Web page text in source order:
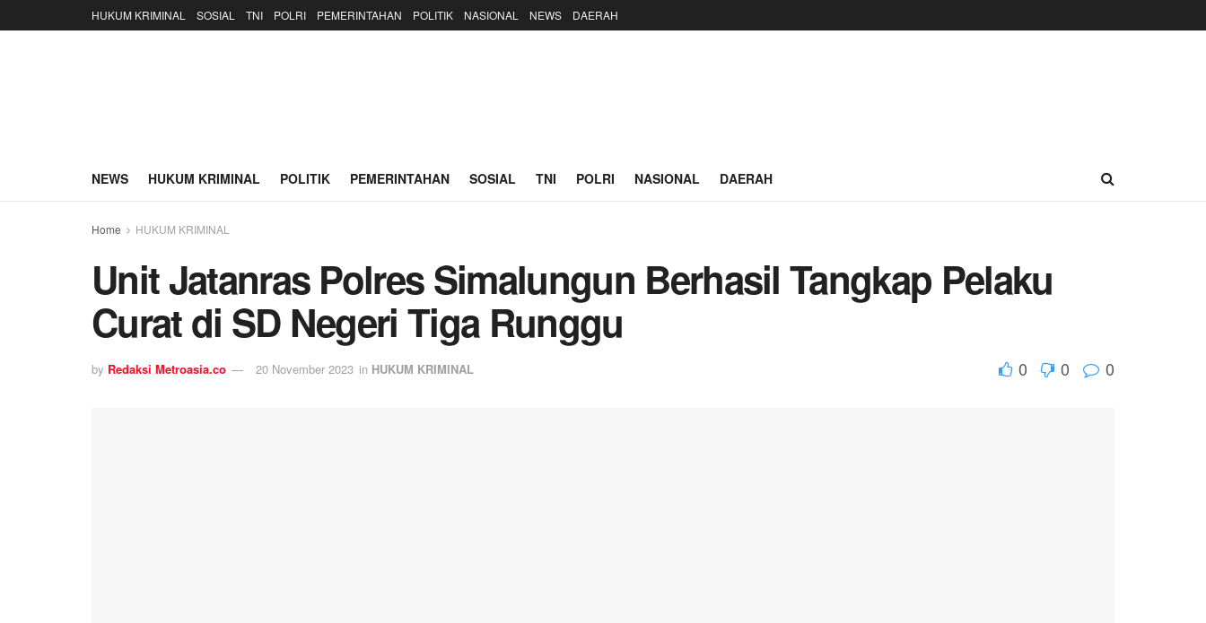
HUKUM KRIMINAL SOSIAL TNI POLRI PEMERINTAHAN POLITIK NASIONAL NEWS DAERAH
NEWS HUKUM KRIMINAL POLITIK PEMERINTAHAN SOSIAL TNI POLRI NASIONAL DAERAH
Home HUKUM KRIMINAL
Unit Jatanras Polres Simalungun Berhasil Tangkap Pelaku
Curat di SD Negeri Tiga Runggu
by Redaksi Metroasia.co 20 November 2023 in HUKUM KRIMINAL 0 0 0